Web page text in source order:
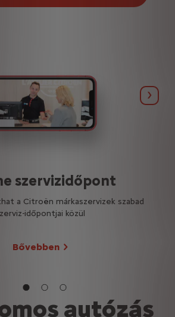
szervizidőpont
a Citroën márkaszervizek szabad
időpontjai közül
Bővebben
autózás